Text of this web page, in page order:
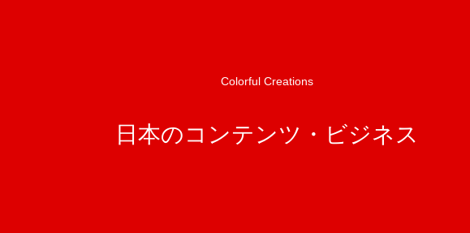
Colorful Creations
日本のコンテンツ・ビジネス